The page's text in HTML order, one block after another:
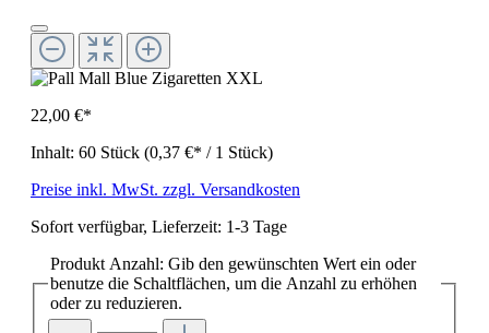
22,00 €*
Inhalt: 60 Stück (0,37 €* / 1 Stück)
Preise inkl. MwSt. zzgl. Versandkosten
Sofort verfügbar, Lieferzeit: 1-3 Tage
Produkt Anzahl: Gib den gewünschten Wert ein oder
benutze die Schaltflächen, um die Anzahl zu erhöhen
oder zu reduzieren.